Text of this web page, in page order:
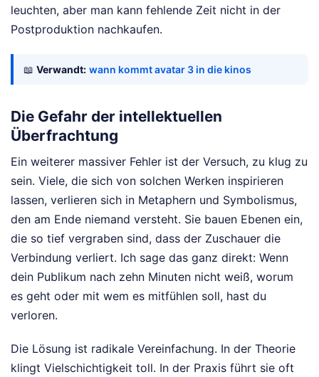
leuchten, aber man kann fehlende Zeit nicht in der
Postproduktion nachkaufen.
📖 Verwandt: wann kommt avatar 3 in die kinos
Die Gefahr der intellektuellen
Überfrachtung
Ein weiterer massiver Fehler ist der Versuch, zu klug zu
sein. Viele, die sich von solchen Werken inspirieren
lassen, verlieren sich in Metaphern und Symbolismus,
den am Ende niemand versteht. Sie bauen Ebenen ein,
die so tief vergraben sind, dass der Zuschauer die
Verbindung verliert. Ich sage das ganz direkt: Wenn
dein Publikum nach zehn Minuten nicht weiß, worum
es geht oder mit wem es mitfühlen soll, hast du
verloren.
Die Lösung ist radikale Vereinfachung. In der Theorie
klingt Vielschichtigkeit toll. In der Praxis führt sie oft